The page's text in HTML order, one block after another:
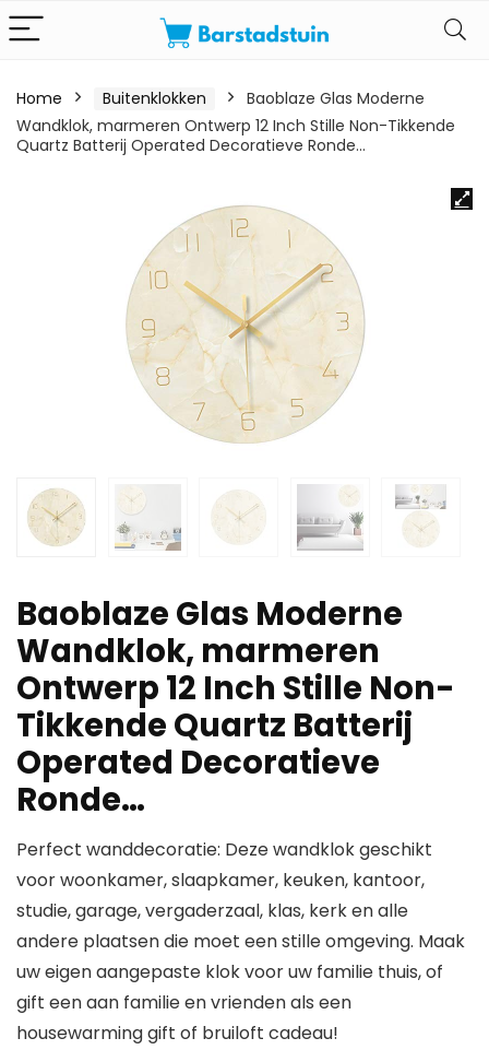
Home Buitenklokken
Baoblaze Glas Moderne
Wandklok, marmeren Ontwerp 12 Inch Stille Non-Tikkende
Quartz Batterij Operated Decoratieve Ronde…
Baoblaze Glas Moderne
Wandklok, marmeren
Ontwerp 12 Inch Stille Non-
Tikkende Quartz Batterij
Operated Decoratieve
Ronde…
Perfect wanddecoratie: Deze wandklok geschikt
voor woonkamer, slaapkamer, keuken, kantoor,
studie, garage, vergaderzaal, klas, kerk en alle
andere plaatsen die moet een stille omgeving. Maak
uw eigen aangepaste klok voor uw familie thuis, of
gift een aan familie en vrienden als een
housewarming gift of bruiloft cadeau!